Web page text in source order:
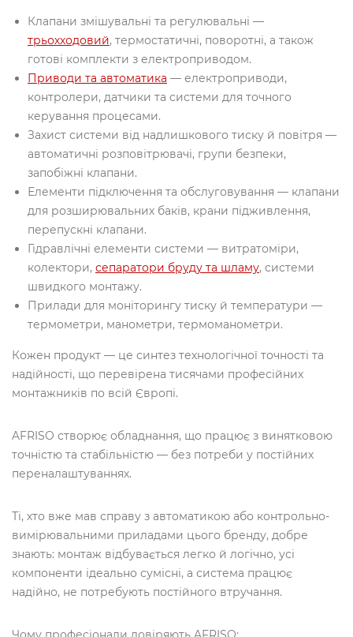
Клапани змішувальні та регулювальні —
трьохходовий, термостатичні, поворотні, а також
готові комплекти з електроприводом.
Приводи та автоматика — електроприводи,
контролери, датчики та системи для точного
керування процесами.
Захист системи від надлишкового тиску й повітря —
автоматичні розповітрювачі, групи безпеки,
запобіжні клапани.
Елементи підключення та обслуговування — клапани
для розширювальних баків, крани підживлення,
перепускні клапани.
Гідравлічні елементи системи — витратоміри,
колектори, сепаратори бруду та шламу, системи
швидкого монтажу.
Прилади для моніторингу тиску й температури —
термометри, манометри, термоманометри.
Кожен продукт — це синтез технологічної точності та
надійності, що перевірена тисячами професійних
монтажників по всій Європі.
AFRISO створює обладнання, що працює з винятковою
точністю та стабільністю — без потреби у постійних
переналаштуваннях.
Ті, хто вже мав справу з автоматикою або контрольно-
вимірювальними приладами цього бренду, добре
знають: монтаж відбувається легко й логічно, усі
компоненти ідеально сумісні, а система працює
надійно, не потребують постійного втручання.